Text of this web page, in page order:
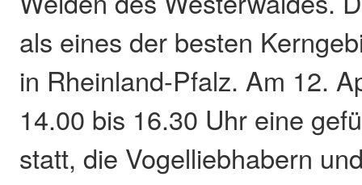
als eines der besten
in Rheinland-Pfalz. Am 12.
14.00 bis 16.30 Uhr eine
statt, die Vogelliebhabern